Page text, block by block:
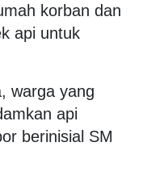
korban dan
api untuk
warga yang
api
berinisial SM